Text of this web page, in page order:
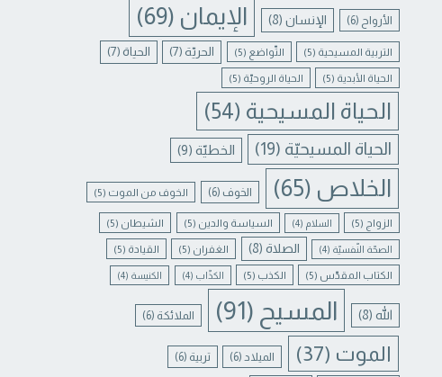
الأرواح (6) الإنسان(8) الإيمان (69)
التربية المسيحية (5) التّواضع (5) الحريّة (7) الحياة (7)
الحياة الأبدية (5) الحياة الروحيّة (5)
الحياة المسيحية (54)
الحياة المسيحيّة (19) الخطيّة(9)
الخلاص (65) الخوف (6) الخوف من الموت (5)
الزواج (5) السلام (4) السياسة والدين (5) الشيطان (5)
الصحّة النّفسيّة (4) الصلاة (8) الغفران (5) القيادة (5)
الكتاب المقدّس (5) الكذب (5) الكذّاب (4) الكنيسة (4)
الله (8) المسيح (91) الملائكة (6)
الموت (37) الميلاد (6) تربية (6)